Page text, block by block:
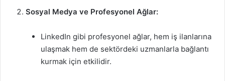
Sosyal Medya ve Profesyonel Ağlar:
LinkedIn gibi profesyonel ağlar, hem iş ilanlarına
ulaşmak hem de sektördeki uzmanlarla bağlantı
kurmak için etkilidir.